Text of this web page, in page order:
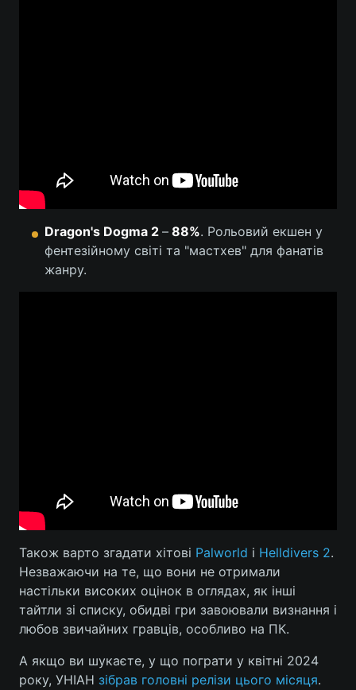
Dragon's Dogma 2 – 88%. Рольовий екшен у
фентезійному світі та "мастхев" для фанатів
жанру.
Також варто згадати хітові Palworld і Helldivers 2.
Незважаючи на те, що вони не отримали
настільки високих оцінок в оглядах, як інші
тайтли зі списку, обидві гри завоювали визнання і
любов звичайних гравців, особливо на ПК.
А якщо ви шукаєте, у що пограти у квітні 2024
року, УНІАН зібрав головні релізи цього місяця.